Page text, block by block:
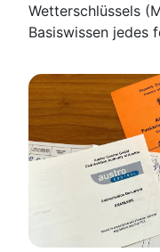
Wetterschlüssels
Basiswissen jedes